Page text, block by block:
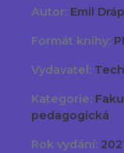
Autor: Emil
Formát knihy:
Vydavatel:
Kategorie:
pedagogická
Rok vydání: